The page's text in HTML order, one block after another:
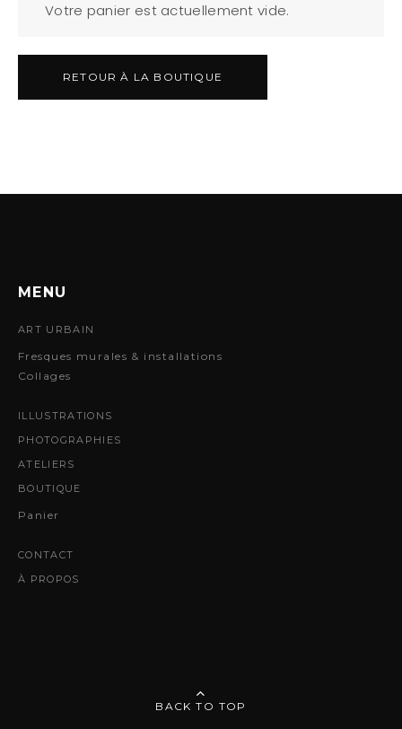
Votre panier est actuellement vide.
RETOUR À LA BOUTIQUE
MENU
ART URBAIN
Fresques murales & installations
Collages
ILLUSTRATIONS
PHOTOGRAPHIES
ATELIERS
BOUTIQUE
Panier
CONTACT
À PROPOS
BACK TO TOP